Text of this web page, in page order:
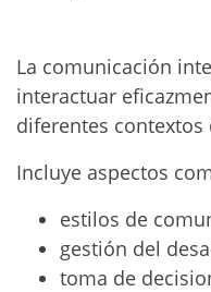
La comunicación
interactuar
diferentes contextos
Incluye aspectos
estilos de
gestión del
toma de